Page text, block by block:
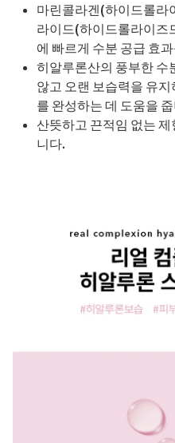
마린콜라겐(하이드롤라
라이드(하이드롤라이즈
에 빠르게 수분 공급 효
히알루론산의 풍부한 수
않고 오랜 보습력을 유
를 완성하는 데 도움을
산뜻하고 끈적임 없는
니다.